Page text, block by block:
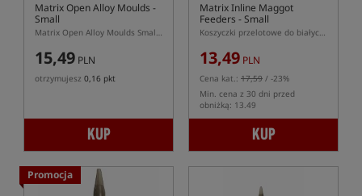
Matrix Open Alloy Moulds -
Small
Matrix Open Alloy Moulds Small – foremka do podajników Open Alloy S
15,49 PLN
otrzymujesz 0,16 pkt
KUP
Matrix Inline Maggot
Feeders - Small
Koszyczki przelotowe do białych robaków w rozmiarze S z systemem szybkiej wymiany
13,49 PLN
Cena kat.: 17,59 / -23%
Min. cena z 30 dni przed
obniżką: 13.49
KUP
Promocja